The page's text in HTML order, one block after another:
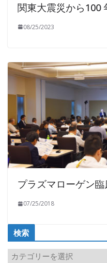
関東大震災から100
08/25/2023
プラズマローゲン
07/25/2018
検索
検